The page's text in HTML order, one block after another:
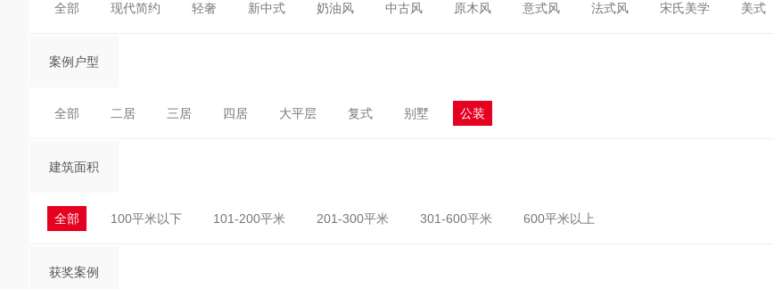
全部 现代简约 轻奢 新中式 奶油风 中古风 原木风 意式风 法式风 宋氏美学 美式
案例户型
全部 二居 三居 四居 大平层 复式 别墅 公装
建筑面积
全部 100平米以下 101-200平米 201-300平米 301-600平米 600平米以上
获奖案例